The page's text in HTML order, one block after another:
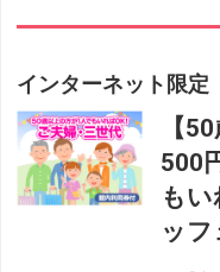
インターネット限定
【
500
も
ッフ